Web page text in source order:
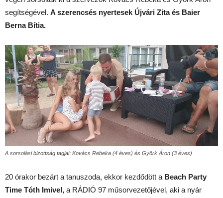
segítségével. A szerencsés nyertesek Újvári Zita és Baier
Berna Bítia.
A sorsolási bizottság tagjai: Kovács Rebeka (4 éves) és Györk Áron (3 éves)
20 órakor bezárt a tanuszoda, ekkor kezdődött a Beach Party
Time Tóth Imivel, a RÁDIÓ 97 műsorvezetőjével, aki a nyár